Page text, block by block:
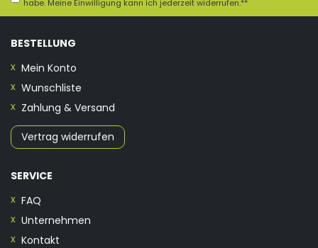
habe. Meine Einwilligung kann ich jederzeit widerrufen.**
BESTELLUNG
Mein Konto
Wunschliste
Zahlung & Versand
Vertrag widerrufen
SERVICE
FAQ
Unternehmen
Kontakt